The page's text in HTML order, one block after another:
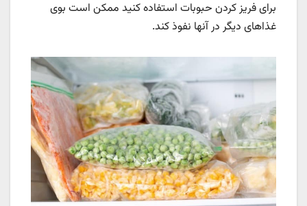
برای فریز کردن حبوبات استفاده کنید ممکن است بوی
غذاهای دیگر در آنها نفوذ کند.